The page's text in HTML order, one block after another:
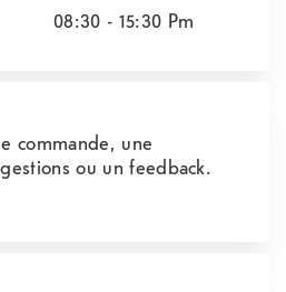
08:30 - 15:30 Pm
commande, une
ou un feedback.